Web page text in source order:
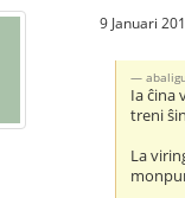
9 Januari
Ia ĉina
treni
La